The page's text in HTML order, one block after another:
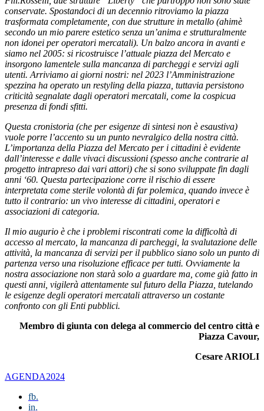
conservate. Spostandoci di un decennio ritroviamo la piazza
trasformata completamente, con due strutture in metallo (ahimè
secondo un mio parere estetico senza un’anima e strutturalmente
non idonei per operatori mercatali). Un balzo ancora in avanti e
siamo nel 2005: si ricostruisce l’attuale piazza del Mercato e
insorgono lamentele sulla mancanza di parcheggi e servizi agli
utenti. Arriviamo ai giorni nostri: nel 2023 l’Amministrazione
spezzina ha operato un restyling della piazza, tuttavia persistono
criticità segnalate dagli operatori mercatali, come la cospicua
presenza di fondi sfitti.
Questa cronistoria (che per esigenze di sintesi non è esaustiva)
vuole porre l’accento su un punto nevralgico della nostra città.
L’importanza della Piazza del Mercato per i cittadini è evidente
dall’interesse e dalle vivaci discussioni (spesso anche contrarie al
progetto intrapreso dai vari attori) che si sono sviluppate fin dagli
anni ‘60. Questa partecipazione corre il rischio di essere
interpretata come sterile volontà di far polemica, quando invece è
tutto il contrario: un vivo interesse di cittadini, operatori e
associazioni di categoria.
Il mio augurio è che i problemi riscontrati come la difficoltà di
accesso al mercato, la mancanza di parcheggi, la svalutazione delle
attività, la mancanza di servizi per il pubblico siano solo un punto di
partenza verso una risoluzione efficace per tutti. Ovviamente la
nostra associazione non starà solo a guardare ma, come già fatto in
questi anni, vigilerà attentamente sul futuro della Piazza, tutelando
le esigenze degli operatori mercatali attraverso un costante
confronto con gli Enti pubblici.
Membro di giunta con delega al commercio del centro città e
Piazza Cavour,
Cesare ARIOLI
AGENDA2024
fb.
in.